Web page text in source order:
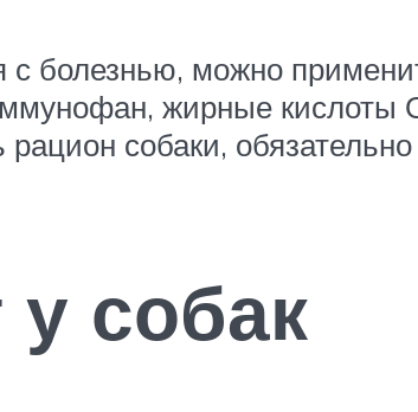
болезнью, можно
жирные кислоты
собаки,
собак